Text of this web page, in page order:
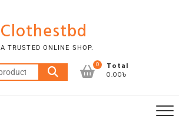
Clothestbd
A TRUSTED ONLINE SHOP.
Search
for:
0 Total
0.00৳